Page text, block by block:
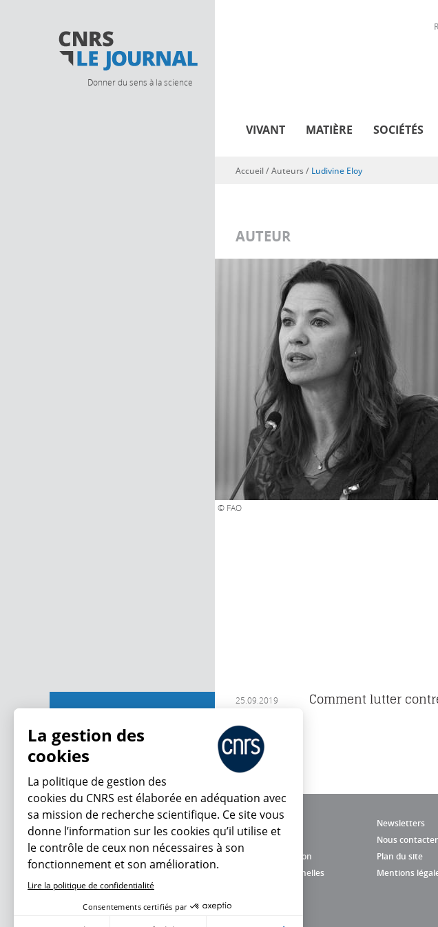
Donner du sens à la science
VIVANT MATIÈRE SOCIÉTÉS
Vous êtes ici
Accueil/ Auteurs / Ludivine Eloy
AUTEUR
© FAO
25.09.2019 Comment lutter
Newsletters
Nous contacter
Charte d'utilisation
Plan du site
Données personnelles
Mentions
La gestion des
cookies
La politique de gestion des
cookies du CNRS est élaborée en adéquation avec
sa mission de recherche scientifique. Ce site vous
donne l’information sur les cookies qu’il utilise et
le contrôle de ceux non nécessaires à son
fonctionnement et son amélioration.
Lire la politique de confidentialité
Consentements certifiés par